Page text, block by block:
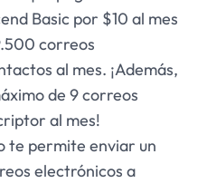
Basic por $10 al mes
correos
al mes. ¡Además,
de 9 correos
al mes!
te permite enviar un
electrónicos a